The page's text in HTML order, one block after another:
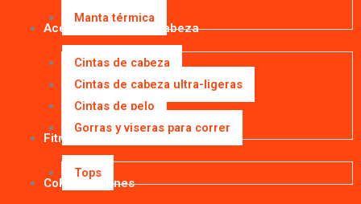
Manta térmica
Accesorios para la cabeza
Cintas de cabeza
Cintas de cabeza ultra-ligeras
Cintas de pelo
Gorras y viseras para correr
Fitness
Tops
Colaboraciones